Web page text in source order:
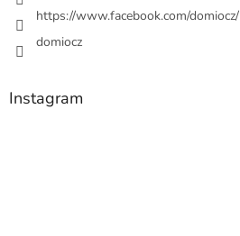
https://www.facebook.com/domiocz/
domiocz
Instagram